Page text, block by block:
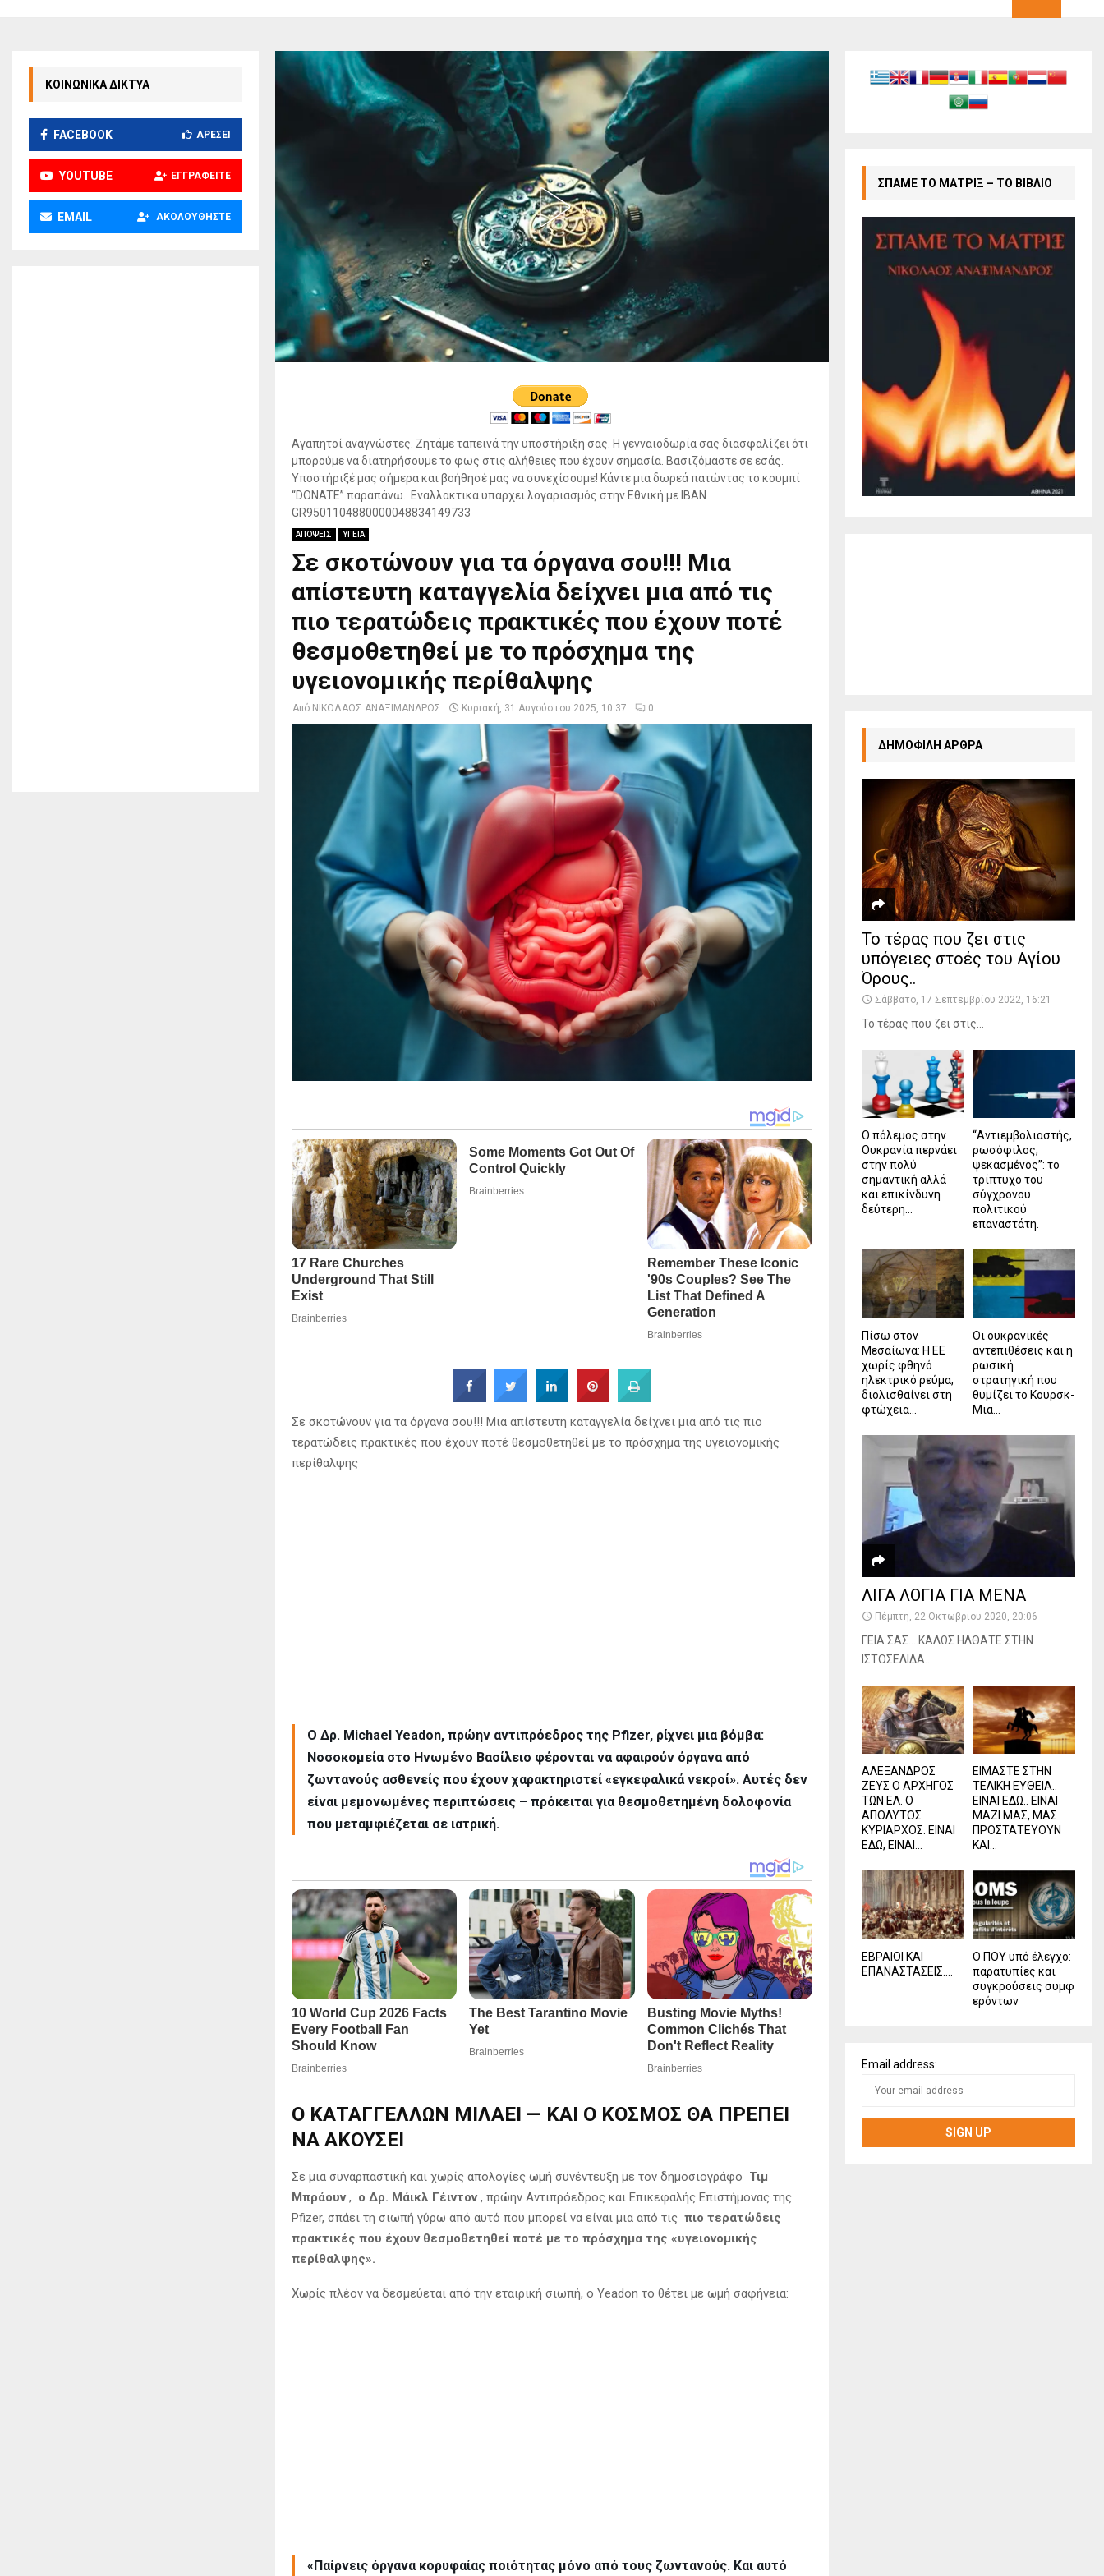
Αγαπητοί αναγνώστες. Ζητάμε ταπεινά την υποστήριξη σας. Η γενναιοδωρία σας διασφαλίζει ότι
μπορούμε να διατηρήσουμε το φως στις αλήθειες που έχουν σημασία. Βασιζόμαστε σε εσάς.
Υποστήριξέ μας σήμερα και βοήθησέ μας να συνεχίσουμε! Κάντε μια δωρεά πατώντας το κουμπί
“DONATE” παραπάνω.. Εναλλακτικά υπάρχει λογαριασμός στην Εθνική με IBAN
GR9501104880000048834149733
ΑΠΟΨΕΙΣ ΥΓΕΙΑ
Σε σκοτώνουν για τα όργανα σου!!! Μια
απίστευτη καταγγελία δείχνει μια από τις
πιο τερατώδεις πρακτικές που έχουν ποτέ
θεσμοθετηθεί με το πρόσχημα της
υγειονομικής περίθαλψης
Από ΝΙΚΟΛΑΟΣ ΑΝΑΞΙΜΑΝΔΡΟΣ Κυριακή, 31 Αυγούστου 2025, 10:37 0
Σε σκοτώνουν για τα όργανα σου!!! Μια απίστευτη καταγγελία δείχνει μια από τις πιο
τερατώδεις πρακτικές που έχουν ποτέ θεσμοθετηθεί με το πρόσχημα της υγειονομικής
περίθαλψης
Ο Δρ. Michael Yeadon, πρώην αντιπρόεδρος της Pfizer, ρίχνει μια βόμβα:
Νοσοκομεία στο Ηνωμένο Βασίλειο φέρονται να αφαιρούν όργανα από
ζωντανούς ασθενείς που έχουν χαρακτηριστεί «εγκεφαλικά νεκροί». Αυτές δεν
είναι μεμονωμένες περιπτώσεις – πρόκειται για θεσμοθετημένη δολοφονία
που μεταμφιέζεται σε ιατρική.
Ο ΚΑΤΑΓΓΕΛΛΩΝ ΜΙΛΑΕΙ — ΚΑΙ Ο ΚΟΣΜΟΣ ΘΑ ΠΡΕΠΕΙ
ΝΑ ΑΚΟΥΣΕΙ
Σε μια συναρπαστική και χωρίς απολογίες ωμή συνέντευξη με τον δημοσιογράφο Τιμ
Μπράουν, ο Δρ. Μάικλ Γέιντον, πρώην Αντιπρόεδρος και Επικεφαλής Επιστήμονας της
Pfizer, σπάει τη σιωπή γύρω από αυτό που μπορεί να είναι μια από τις πιο τερατώδεις
πρακτικές που έχουν θεσμοθετηθεί ποτέ με το πρόσχημα της «υγειονομικής
περίθαλψης».
Χωρίς πλέον να δεσμεύεται από την εταιρική σιωπή, ο Yeadon το θέτει με ωμή σαφήνεια:
«Παίρνεις όργανα κορυφαίας ποιότητας μόνο από τους ζωντανούς. Και αυτό
ΚΟΙΝΩΝΙΚΑ ΔΙΚΤΥΑ
FACEBOOK ΑΡΈΣΕΙ
YOUTUBE ΕΓΓΡΑΦΕΊΤΕ
EMAIL ΑΚΟΛΟΥΘΉΣΤΕ
ΣΠΑΜΕ ΤΟ ΜΑΤΡΙΞ – ΤΟ ΒΙΒΛΙΟ
ΔΗΜΟΦΙΛΗ ΑΡΘΡΑ
Το τέρας που ζει στις
υπόγειες στοές του Αγίου
Όρους..
Σάββατο, 17 Σεπτεμβρίου 2022, 16:21
Το τέρας που ζει στις...
Ο πόλεμος στην
Ουκρανία περνάει
στην πολύ
σημαντική αλλά
και επικίνδυνη
δεύτερη...
“Αντιεμβολιαστής,
ρωσόφιλος,
ψεκασμένος”: το
τρίπτυχο του
σύγχρονου
πολιτικού
επαναστάτη.
Πίσω στον
Μεσαίωνα: Η ΕΕ
χωρίς φθηνό
ηλεκτρικό ρεύμα,
διολισθαίνει στη
φτώχεια...
Οι ουκρανικές
αντεπιθέσεις και η
ρωσική
στρατηγική που
θυμίζει το Κουρσκ-
Μια...
ΛΙΓΑ ΛΟΓΙΑ ΓΙΑ ΜΕΝΑ
Πέμπτη, 22 Οκτωβρίου 2020, 20:06
ΓΕΙΑ ΣΑΣ….ΚΑΛΩΣ ΗΛΘΑΤΕ ΣΤΗΝ
ΙΣΤΟΣΕΛΙΔΑ...
ΑΛΕΞΑΝΔΡΟΣ
ΖΕΥΣ Ο ΑΡΧΗΓΟΣ
ΤΩΝ ΕΛ. Ο
ΑΠΟΛΥΤΟΣ
ΚΥΡΙΑΡΧΟΣ. ΕΙΝΑΙ
ΕΔΩ, ΕΙΝΑΙ...
ΕΙΜΑΣΤΕ ΣΤΗΝ
ΤΕΛΙΚΗ ΕΥΘΕΙΑ..
ΕΙΝΑΙ ΕΔΩ.. ΕΙΝΑΙ
ΜΑΖΙ ΜΑΣ, ΜΑΣ
ΠΡΟΣΤΑΤΕΥΟΥΝ
ΚΑΙ...
ΕΒΡΑΙΟΙ ΚΑΙ
ΕΠΑΝΑΣΤΑΣΕΙΣ….
Ο ΠΟΥ υπό έλεγχο:
παρατυπίες και
συγκρούσεις συμφ
ερόντων
Email address: